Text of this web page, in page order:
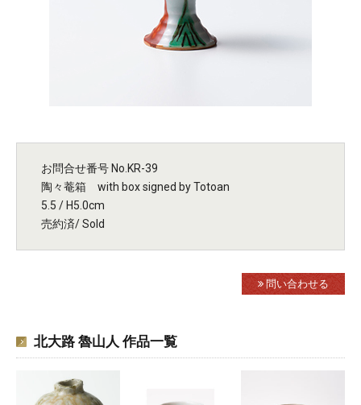
お問合せ番号 No.KR-39
陶々菴箱 with box signed by Totoan
5.5 / H5.0cm
売約済/ Sold
問い合わせる
北大路 魯山人 作品一覧